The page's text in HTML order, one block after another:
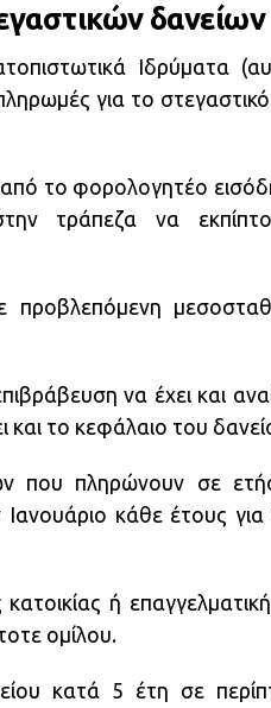
δανείων
Ιδρύματα
για το
το φορολογητέο
τράπεζα να
να έχει και
και το κεφάλαιο του
που πληρώνουν σε
κάθε έτους
ή
ομίλου.
κατά 5 έτη σε